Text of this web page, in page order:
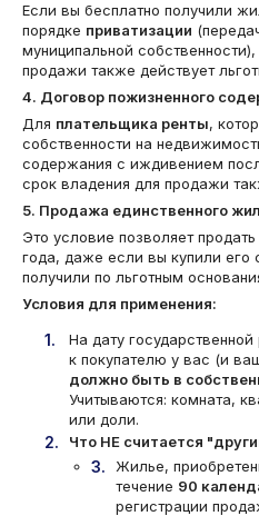
Если вы бесплатно получили
порядке приватизации
муниципальной
продажи также действует
4. Договор пожизненного
Для плательщика ренты,
собственности на
содержания с иждивением
срок владения для продажи
5. Продажа единственного
Это условие позволяет
года, даже если вы купили его
получили по льготным
Условия для применения:
На дату
к покупателю у вас (и
должно быть в
Учитываются: комната,
или доли.
Что НЕ считается
Жилье,
течение 90
регистрации